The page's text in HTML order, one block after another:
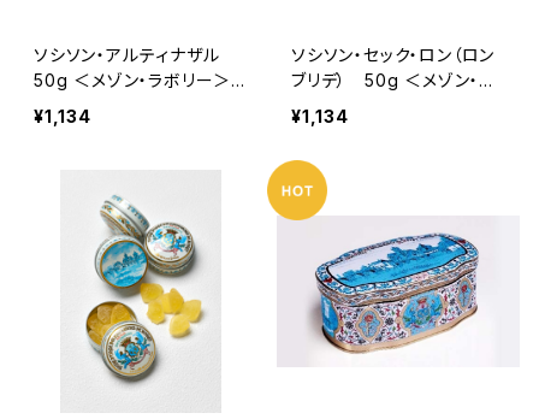
ソシソン・アルティナザル
50g ＜メゾン・ラボリー＞
(フランス・オーヴェルニュ)
¥1,134
ソシソン・セック・ロン（ロン
ブリデ） 50g ＜メゾン・ラ
ボリー＞(フランス・オーヴェ
ルニュ)
¥1,134